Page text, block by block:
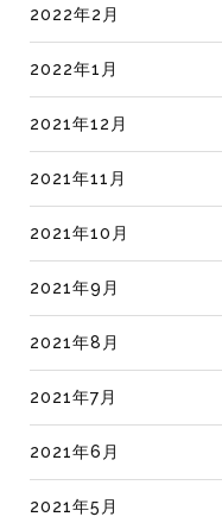
2022年2月
2022年1月
2021年12月
2021年11月
2021年10月
2021年9月
2021年8月
2021年7月
2021年6月
2021年5月